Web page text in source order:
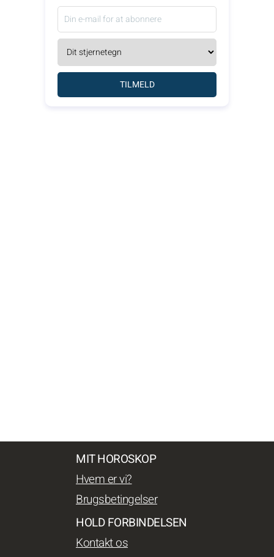
TILMELD
MIT HOROSKOP
Hvem er vi?
Brugsbetingelser
HOLD FORBINDELSEN
Kontakt os